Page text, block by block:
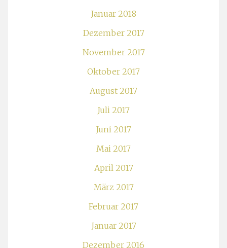
Januar 2018
Dezember 2017
November 2017
Oktober 2017
August 2017
Juli 2017
Juni 2017
Mai 2017
April 2017
März 2017
Februar 2017
Januar 2017
Dezember 2016